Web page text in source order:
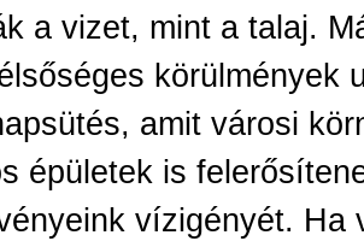
a vizet, mint a talaj.
körülmények
amit városi
épületek is
vízigényét. Ha